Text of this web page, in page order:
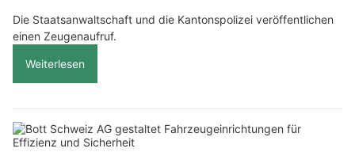
Die Staatsanwaltschaft und die Kantonspolizei veröffentlichen
einen Zeugenaufruf.
Weiterlesen